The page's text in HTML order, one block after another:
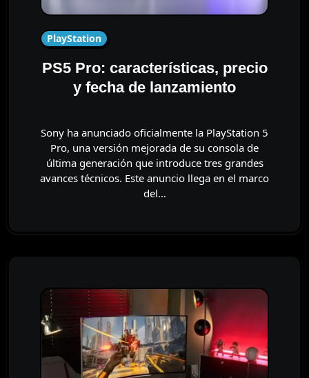
PlayStation
PS5 Pro: características, precio
y fecha de lanzamiento
Sony ha anunciado oficialmente la PlayStation 5
Pro, una versión mejorada de su consola de
última generación que introduce tres grandes
avances técnicos. Este anuncio llega en el marco
del…